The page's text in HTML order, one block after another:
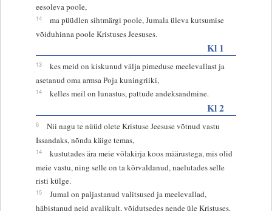
eesoleva poole,
14
ma püüdlen sihtmärgi poole, Jumala üleva kutsumise
võiduhinna poole Kristuses Jeesuses.
Kl 1
13
kes meid on kiskunud välja pimeduse meelevallast ja
asetanud oma armsa Poja kuningriiki,
14 kelles meil on lunastus, pattude andeksandmine.
Kl 2
6
Nii nagu te nüüd olete Kristuse Jeesuse võtnud vastu
Issandaks, nõnda käige temas,
14
kustutades ära meie võlakirja koos määrustega, mis olid
meie vastu, ning selle on ta kõrvaldanud, naelutades selle
risti külge.
15
Jumal on paljastanud valitsused ja meelevallad,
häbistanud neid avalikult, võidutsedes nende üle Kristuses.